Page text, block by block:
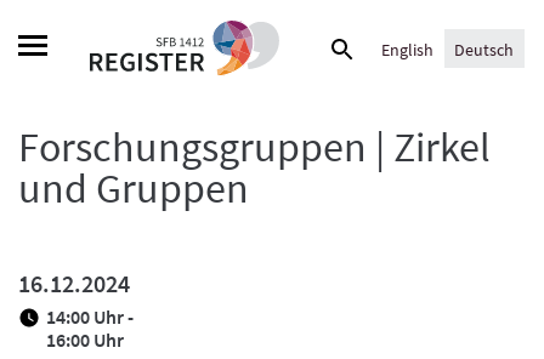
Suche
English Deutsch
Forschungsgruppen | Zirkel
und Gruppen
16.12.2024
14:00 Uhr -
16:00 Uhr